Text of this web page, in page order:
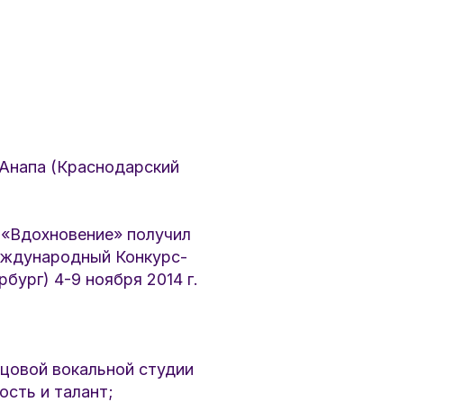
(Краснодарский
получил
Конкурс-
4-9 ноября 2014 г.
вокальной студии
и талант;